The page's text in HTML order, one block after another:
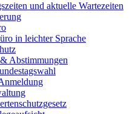
und aktuelle Wartezeiten
in leichter Sprache
Abstimmungen